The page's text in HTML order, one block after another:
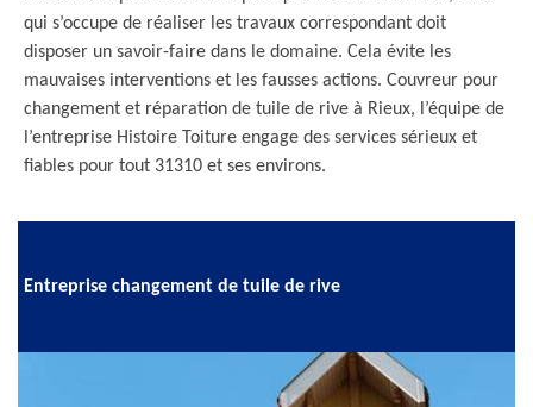
qui s’occupe de réaliser les travaux correspondant doit
disposer un savoir-faire dans le domaine. Cela évite les
mauvaises interventions et les fausses actions. Couvreur pour
changement et réparation de tuile de rive à Rieux, l’équipe de
l’entreprise Histoire Toiture engage des services sérieux et
fiables pour tout 31310 et ses environs.
Entreprise changement de tuile de rive